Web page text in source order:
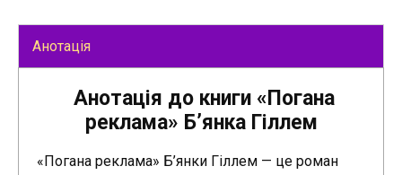
Анотація
Анотація до книги «Погана
реклама» Б’янка Гіллем
«Погана реклама» Б’янки Гіллем — це роман